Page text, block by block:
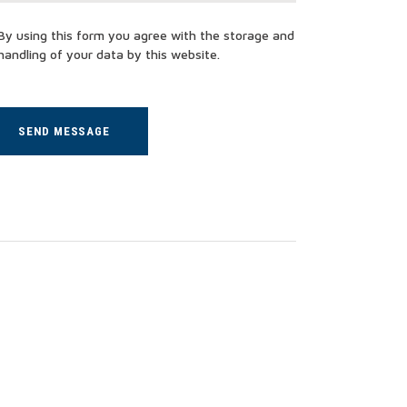
using this form you agree with the storage and
of your data by this website.